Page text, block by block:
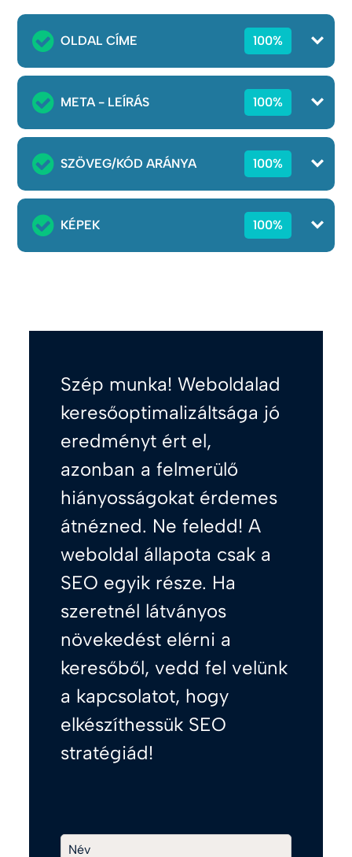
OLDAL CÍME 100%
META - LEÍRÁS 100%
SZÖVEG/KÓD ARÁNYA 100%
KÉPEK 100%
Szép munka! Weboldalad
keresőoptimalizáltsága jó
eredményt ért el,
azonban a felmerülő
hiányosságokat érdemes
átnézned. Ne feledd! A
weboldal állapota csak a
SEO egyik része. Ha
szeretnél látványos
növekedést elérni a
keresőből, vedd fel velünk
a kapcsolatot, hogy
elkészíthessük SEO
stratégiád!
Név